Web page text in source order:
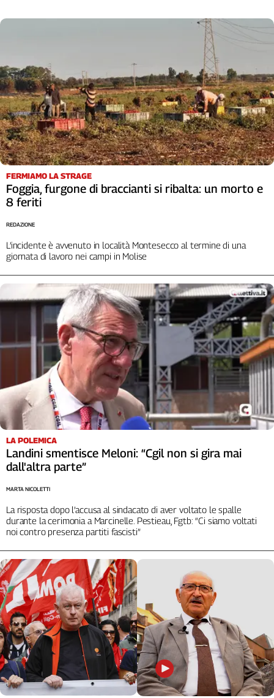
Lombardia
Puglia
Sardegna
Sicilia
Toscana
Trentino
Umbria
Valle
D'Aosta
Veneto
Storico
2014
Cerca
redazione
Newsletter
Social
FERMIAMO LA STRAGE
Foggia, furgone di braccianti si ribalta: un morto e
8 feriti
L’incidente è avvenuto in località Montesecco al termine di una
giornata di lavoro nei campi in Molise
REDAZIONE
LA POLEMICA
Landini smentisce Meloni: “Cgil non si gira mai
dall'altra parte”
La risposta dopo l’accusa al sindacato di aver voltato le spalle
durante la cerimonia a Marcinelle. Pestieau, Fgtb: “Ci siamo voltati
noi contro presenza partiti fascisti”
MARTA NICOLETTI